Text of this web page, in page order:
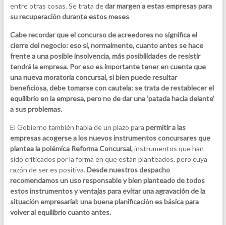
entre otras cosas. Se trata dedar margen a estas empresas para
su recuperación durante estos meses.
Cabe recordar que el concurso de acreedores no significa el
cierre del negocio: eso sí, normalmente, cuanto antes se hace
frente a una posible insolvencia, más posibilidades de resistir
tendrá la empresa. Por eso es importante tener en cuenta que
una nueva moratoria concursal, si bien puede resultar
beneficiosa, debe tomarse con cautela: se trata derestablecerel
equilibrio en laempresa, pero no de dar una ‘patada hacia delante’
a sus problemas.
El Gobierno también habla de un plazo para permitir a las
empresas acogerse a los nuevos instrumentos concursares que
plantea la polémica Reforma Concursal,instrumentos que han
sido criticados por la forma en que están planteados, pero cuya
razón de ser es positiva. Desde nuestros despacho
recomendamos un uso responsable y bien planteado de todos
estos instrumentos y ventajas para evitar una agravación de la
situación empresarial: una buena planificación es básica para
volver al equilibrio cuanto antes.